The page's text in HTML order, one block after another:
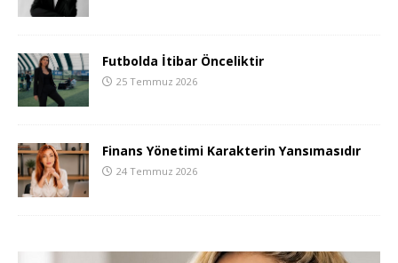
Futbolda İtibar Önceliktir
25 Temmuz 2026
Finans Yönetimi Karakterin Yansımasıdır
24 Temmuz 2026